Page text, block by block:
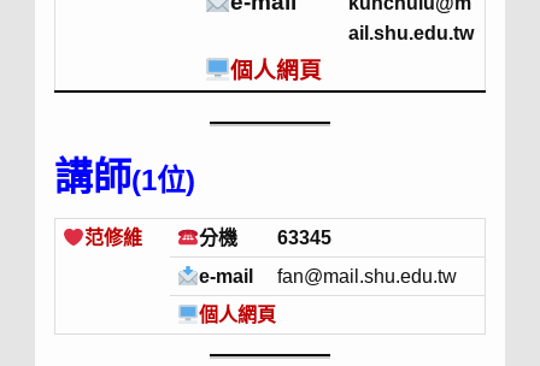
ail.shu.edu.tw
個人網頁
講師(1位)
范修維 分機
63345
e-mail
fan@mail.shu.edu.tw
個人網頁